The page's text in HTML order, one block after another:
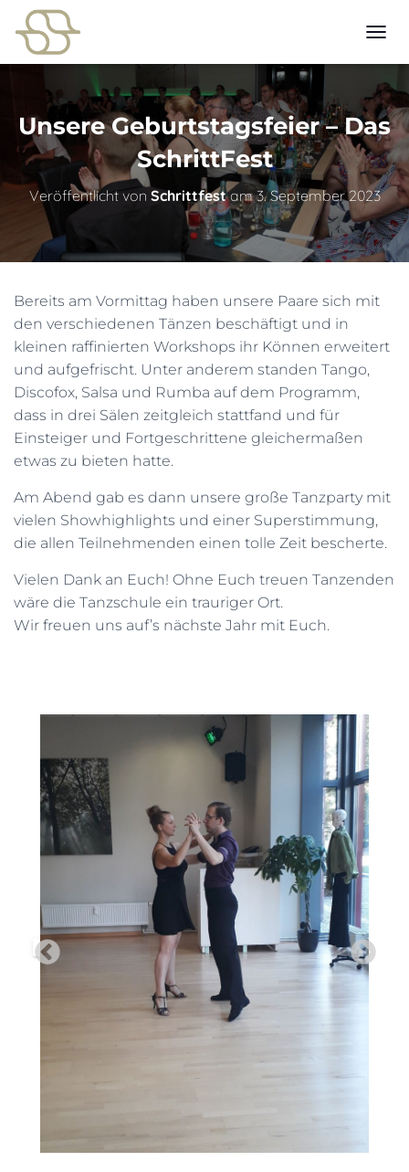
A
I
G
A
T
I
O
N
U
M
S
A
T
Unsere Geburtstagsfeier – Das
SchrittFest
Veröffentlicht von Schrittfestam3. September 2023
Bereits am Vormittag haben unsere Paare sich mit
den verschiedenen Tänzen beschäftigt und in
kleinen raffinierten Workshops ihr Können erweitert
und aufgefrischt. Unter anderem standen Tango,
Discofox, Salsa und Rumba auf dem Programm,
dass in drei Sälen zeitgleich stattfand und für
Einsteiger und Fortgeschrittene gleichermaßen
etwas zu bieten hatte.
Am Abend gab es dann unsere große Tanzparty mit
vielen Showhighlights und einer Superstimmung,
die allen Teilnehmenden einen tolle Zeit bescherte.
Vielen Dank an Euch! Ohne Euch treuen Tanzenden
wäre die Tanzschule ein trauriger Ort.
Wir freuen uns auf’s nächste Jahr mit Euch.